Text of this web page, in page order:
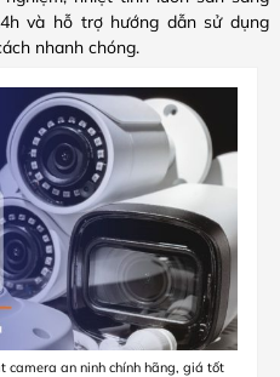
và hỗ trợ hướng dẫn sử dụng
nhanh chóng.
camera an ninh chính hãng, giá tốt